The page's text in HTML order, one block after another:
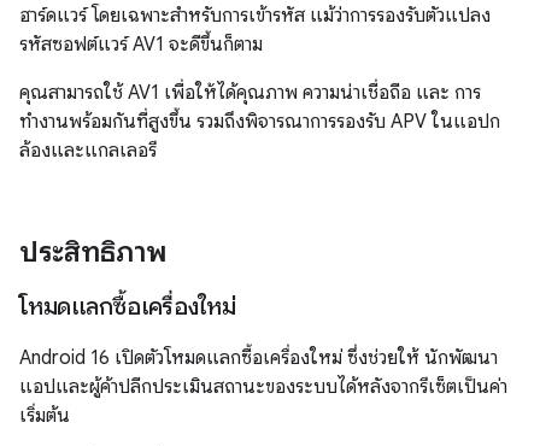
ฮาร์ดแวร์ โดยเฉพาะสำหรับการเข้ารหัส แม้ว่าการรองรับตัวแปลง
รหัสซอฟต์แวร์ AV1 จะดีขึ้นก็ตาม
คุณสามารถใช้ AV1 เพื่อให้ได้คุณภาพ ความน่าเชื่อถือ และ การ
ทำงานพร้อมกันที่สูงขึ้น รวมถึงพิจารณาการรองรับ APV ในแอปก
ล้องและแกลเลอรี
ประสิทธิภาพ
โหมดแลกซื้อเครื่องใหม่
Android 16 เปิดตัวโหมดแลกซื้อเครื่องใหม่ ซึ่งช่วยให้ นักพัฒนา
แอปและผู้ค้าปลีกประเมินสถานะของระบบได้หลังจากรีเซ็ตเป็นค่า
เริ่มต้น